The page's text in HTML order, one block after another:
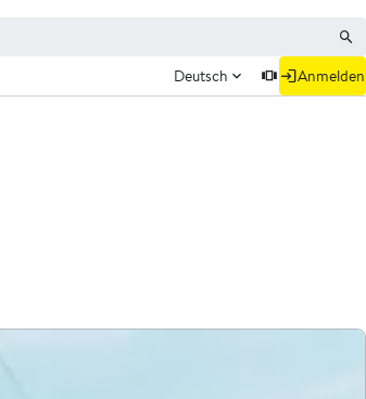
Deutsch Anmelden